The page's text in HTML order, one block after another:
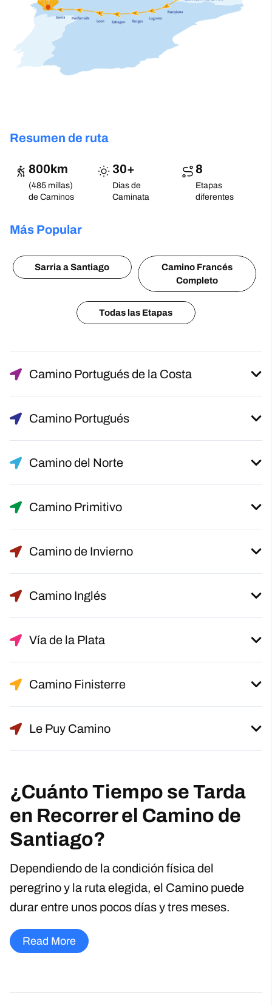
Resumen de ruta
800km
(485 millas)
de Caminos
30+
Dias de
Caminata
8
Etapas
diferentes
Más Popular
Sarria a Santiago
Camino Francés
Completo
Todas las Etapas
Camino Portugués de la Costa
Camino Portugués
Camino del Norte
Camino Primitivo
Camino de Invierno
Camino Inglés
Vía de la Plata
Camino Finisterre
Le Puy Camino
¿Cuánto Tiempo se Tarda
en Recorrer el Camino de
Santiago?
Dependiendo de la condición física del
peregrino y la ruta elegida, el Camino puede
durar entre unos pocos días y tres meses.
Read More